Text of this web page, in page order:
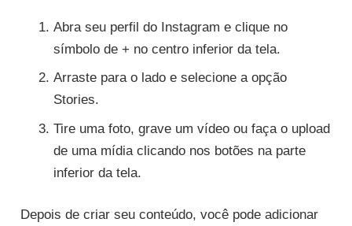
Abra seu perfil do Instagram e clique no
símbolo de + no centro inferior da tela.
Arraste para o lado e selecione a opção
Stories.
Tire uma foto, grave um vídeo ou faça o upload
de uma mídia clicando nos botões na parte
inferior da tela.
Depois de criar seu conteúdo, você pode adicionar